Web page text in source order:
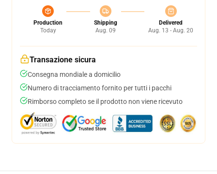
Production
Today
Shipping
Aug. 09
Delivered
Aug. 13 - Aug. 20
Transazione sicura
Consegna mondiale a domicilio
Numero di tracciamento fornito per tutti i pacchi
Rimborso completo se il prodotto non viene ricevuto